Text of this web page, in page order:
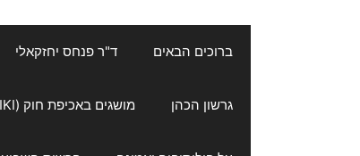
ברוכים הבאים ד"ר פנחס יחזקאלי
גרשון הכהן מושגים באכיפת חוק (WIKI)